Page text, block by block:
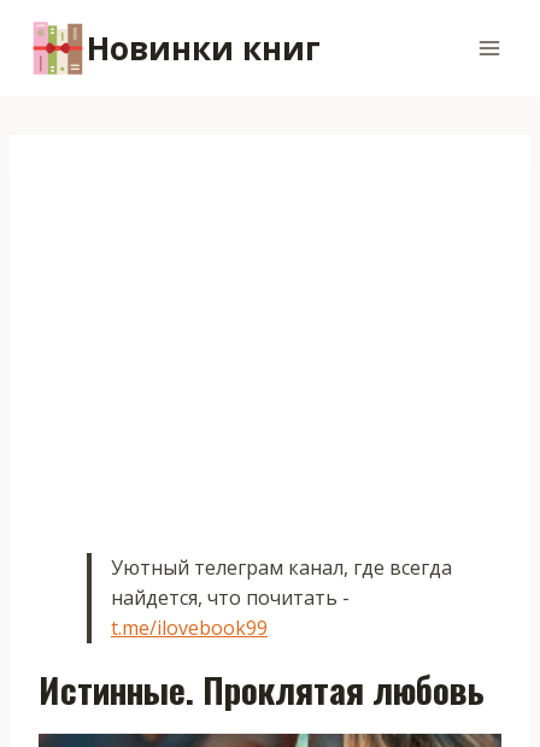
содержимому
Новинки книг
Уютный телеграм канал, где всегда
найдется, что почитать -
t.me/ilovebook99
Истинные. Проклятая любовь